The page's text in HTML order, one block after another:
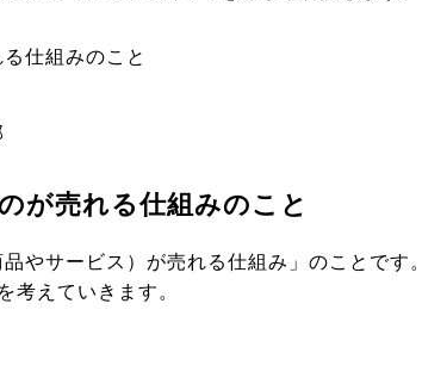
仕組みのこと
が売れる仕組みのこと
やサービス）が売れる仕組み」のことです。
考えていきます。